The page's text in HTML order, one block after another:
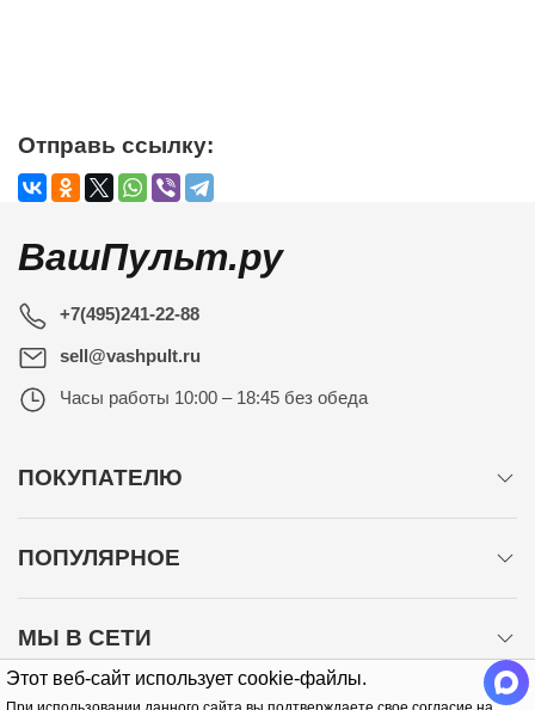
Этот веб-сайт использует cookie-файлы.
Отправь ссылку:
ВашПульт.ру
+7(495)241-22-88
sell@vashpult.ru
Часы работы 10:00 – 18:45 без обеда
ПОКУПАТЕЛЮ
ПОПУЛЯРНОЕ
МЫ В СЕТИ